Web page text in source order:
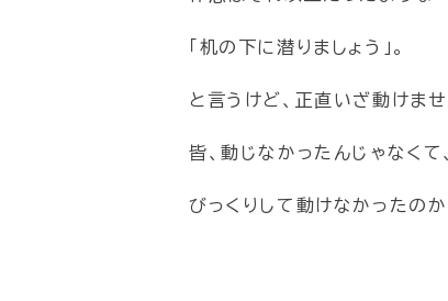
「机の下に潜りましょう」。
と言うけど、正直いざ動けませ
皆、動じなかったんじゃなくて、
びっくりして動けなかったのか